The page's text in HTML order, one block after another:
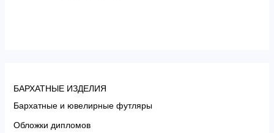
БАРХАТНЫЕ ИЗДЕЛИЯ
Бархатные и ювелирные футляры
Обложки дипломов